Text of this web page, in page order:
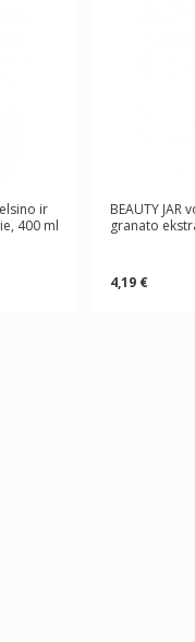
ir
400 ml
BEAUTY
granato
4,19 €